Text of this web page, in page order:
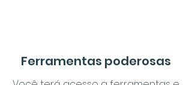
Ferramentas poderosas